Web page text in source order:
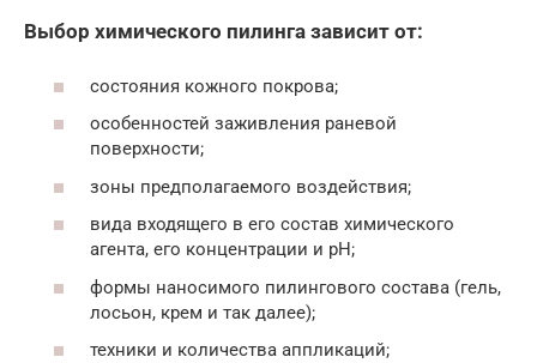
Выбор химического пилинга зависит от:
состояния кожного покрова;
особенностей заживления раневой
поверхности;
зоны предполагаемого воздействия;
вида входящего в его состав химического
агента, его концентрации и pH;
формы наносимого пилингового состава (гель,
лосьон, крем и так далее);
техники и количества аппликаций;